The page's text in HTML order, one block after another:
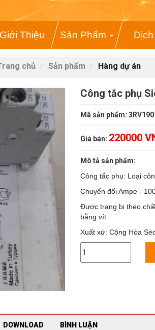
Giới Thiệu Sản Phẩm
chủ Sản phẩm Hàng dự án
Công tắc phụ
Mã sản phẩm:
Giá bán: 220000
Mô tả sản phẩm:
Công tắc phụ: Loại
Chuyển đổi Ampe -
Được trang bị theo
bằng vít
Xuất xứ: Cộng Hòa
DOWNLOAD BÌNH LUẬN